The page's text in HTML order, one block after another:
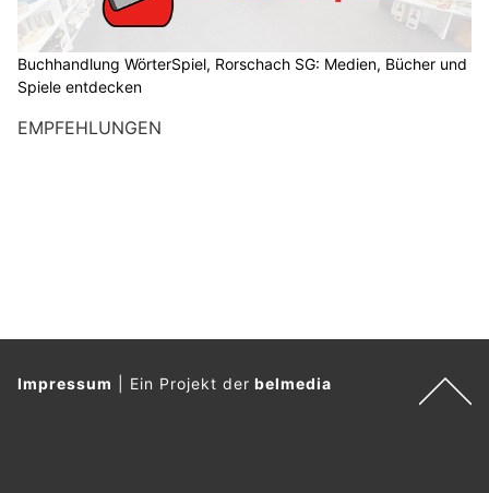
Buchhandlung WörterSpiel, Rorschach SG: Medien, Bücher und
Spiele entdecken
EMPFEHLUNGEN
Impressum Ein Projekt derbelmedia